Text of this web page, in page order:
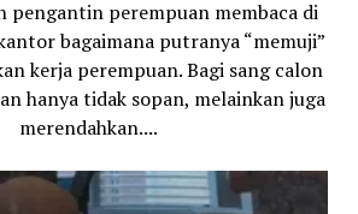
pengantin perempuan membaca di
bagaimana putranya “memuji”
kerja perempuan. Bagi sang calon
hanya tidak sopan, melainkan juga
merendahkan....